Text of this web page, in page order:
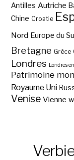
Antilles Autriche
Chine Croatie
Nord Europe du
Bretagne Grèce
Londres Londres
Patrimoine
Royaume Uni
Venise Vienne